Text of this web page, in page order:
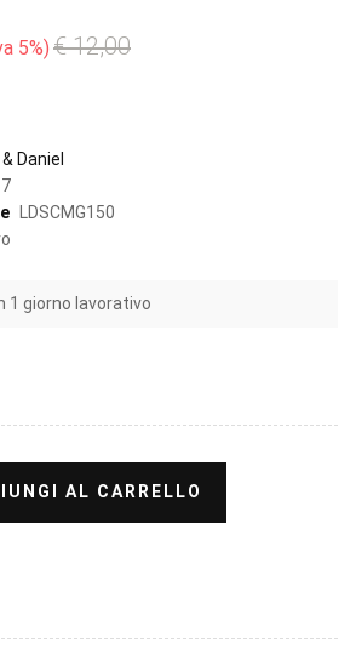
5% € 12,00
Daniel
LDSCMG150
1 giorno lavorativo
AL CARRELLO